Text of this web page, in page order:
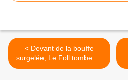
< Devant de la bouffe
surgelée, Le Foll tombe de
sa chaise